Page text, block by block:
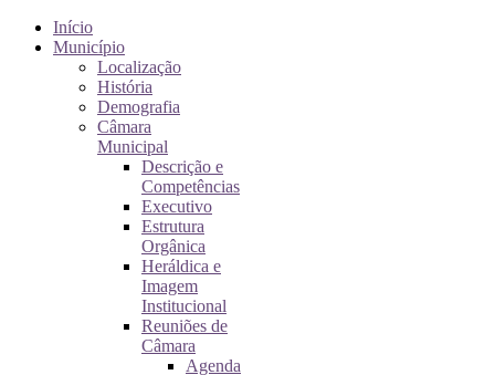
Início
Município
Localização
História
Demografia
Câmara
Municipal
Descrição e
Competências
Executivo
Estrutura
Orgânica
Heráldica e
Imagem
Institucional
Reuniões de
Câmara
Agenda